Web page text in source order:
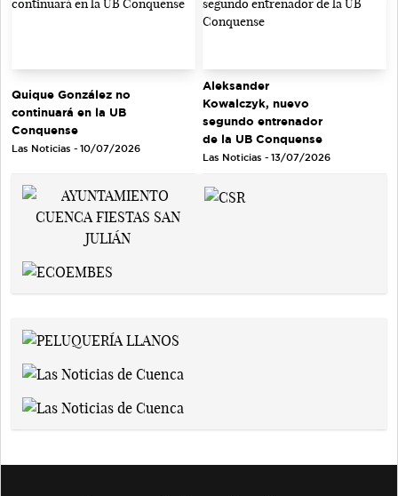
Quique González no
continuará en la UB
Conquense
Las Noticias - 10/07/2026
Aleksander
Kowalczyk, nuevo
segundo entrenador
de la UB Conquense
Las Noticias - 13/07/2026